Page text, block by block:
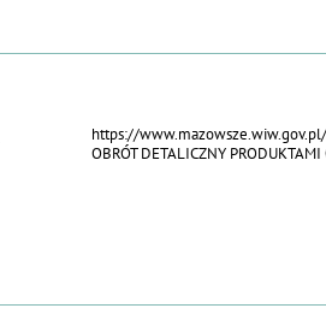
https://www.mazowsze.wiw.gov.pl/
OBRÓT DETALICZNY PRODUKTAMI